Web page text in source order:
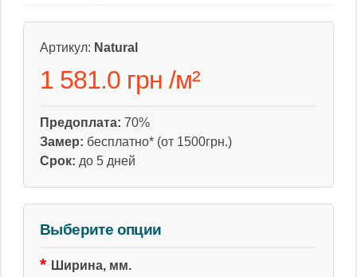
Артикул: Natural
1 581.0 грн /м²
Предоплата: 70%
Замер: бесплатно* (от 1500грн.)
Срок: до 5 дней
Выберите опции
Ширина, мм.